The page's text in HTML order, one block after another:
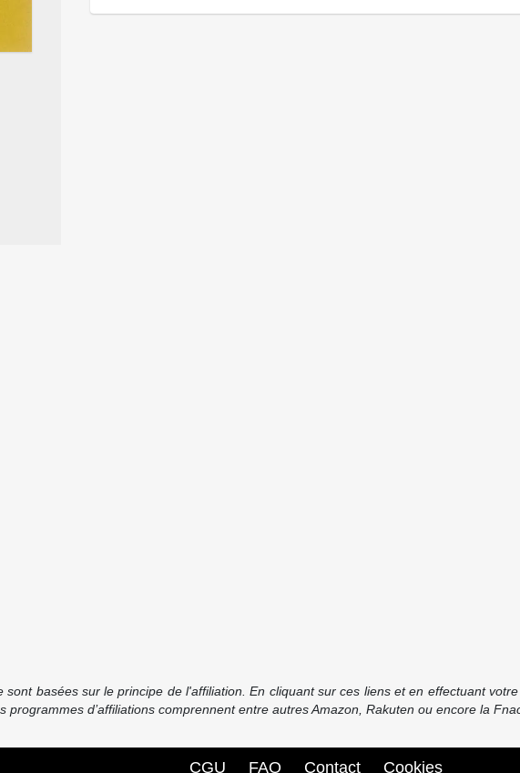
basées sur le principe de l'affiliation. En cliquant sur ces liens et en effectuant
d’affiliations comprennent entre autres Amazon, Rakuten ou encore la
CGU FAQ Contact Cookies